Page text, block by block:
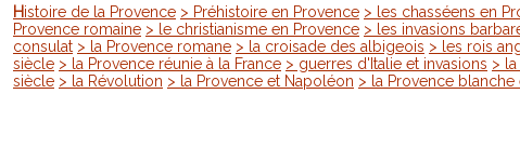
Histoire de la Provence > Préhistoire en Provence > les chasséens en
Provence romaine > le christianisme en Provence > les invasions
consulat > la Provence romane > la croisade des albigeois > les rois
siècle > la Provence réunie à la France > guerres d'Italie et invasions >
siècle > la Révolution > la Provence et Napoléon > la Provence